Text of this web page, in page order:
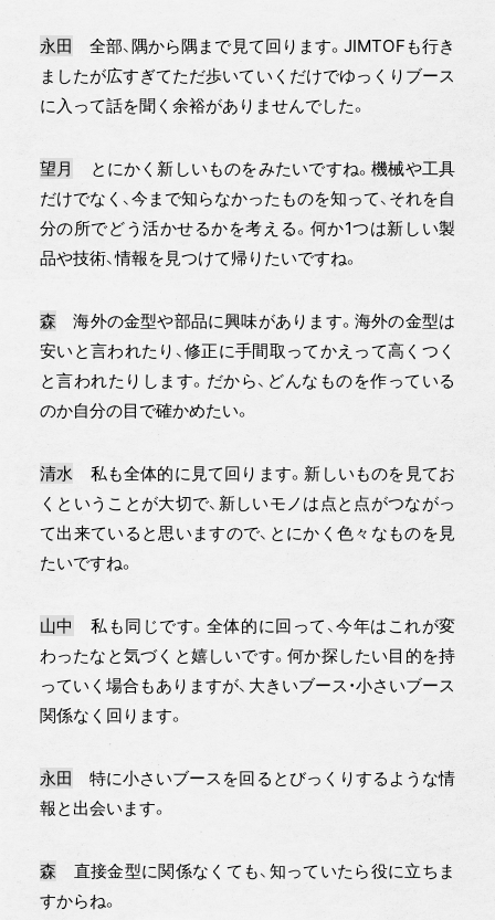
永田
全部、隅から隅まで見て回ります。JIMTOFも行き
ましたが広すぎてただ歩いていくだけでゆっくりブース
に入って話を聞く余裕がありませんでした。
望月
とにかく新しいものをみたいですね。機械や工具
だけでなく、今まで知らなかったものを知って、それを自
分の所でどう活かせるかを考える。何か1つは新しい製
品や技術、情報を見つけて帰りたいですね。
森 海外の金型や部品に興味があります。海外の金型は
安いと言われたり、修正に手間取ってかえって高くつく
と言われたりします。だから、どんなものを作っている
のか自分の目で確かめたい。
清水 私も全体的に見て回ります。新しいものを見てお
くということが大切で、新しいモノは点と点がつながっ
て出来ていると思いますので、とにかく色々なものを見
たいですね。
山中
私も同じです。全体的に回って、今年はこれが変
わったなと気づくと嬉しいです。何か探したい目的を持
っていく場合もありますが、大きいブース・小さいブース
関係なく回ります。
永田
特に小さいブースを回るとびっくりするような情
報と出会います。
森 直接金型に関係なくても、知っていたら役に立ちま
すからね。